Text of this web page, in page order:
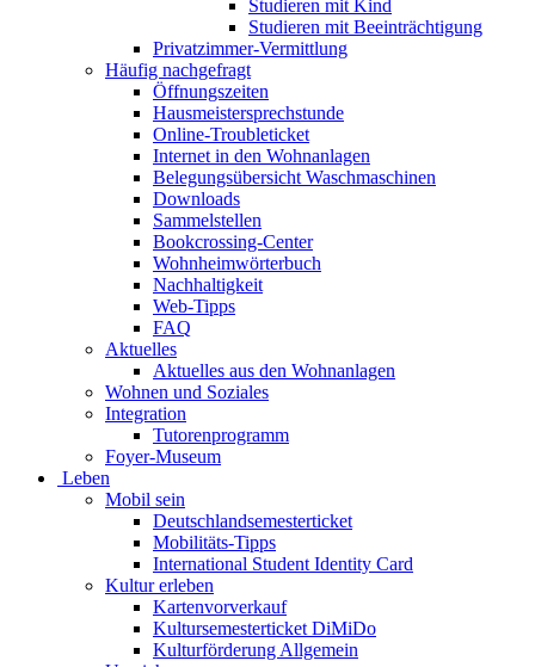
Studieren mit Kind
Studieren mit Beeinträchtigung
Privatzimmer-Vermittlung
Häufig nachgefragt
Öffnungszeiten
Hausmeistersprechstunde
Online-Troubleticket
Internet in den Wohnanlagen
Belegungsübersicht Waschmaschinen
Downloads
Sammelstellen
Bookcrossing-Center
Wohnheimwörterbuch
Nachhaltigkeit
Web-Tipps
FAQ
Aktuelles
Aktuelles aus den Wohnanlagen
Wohnen und Soziales
Integration
Tutorenprogramm
Foyer-Museum
Leben
Mobil sein
Deutschlandsemesterticket
Mobilitäts-Tipps
International Student Identity Card
Kultur erleben
Kartenvorverkauf
Kultursemesterticket DiMiDo
Kulturförderung Allgemein